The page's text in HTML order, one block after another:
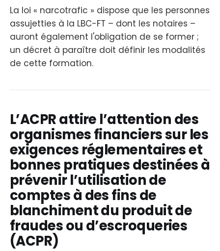
La loi « narcotrafic » dispose que les personnes
assujetties à la LBC-FT – dont les notaires –
auront également l'obligation de se former ;
un décret à paraître doit définir les modalités
de cette formation.
L’ACPR attire l’attention des
organismes financiers sur les
exigences réglementaires et
bonnes pratiques destinées à
prévenir l’utilisation de
comptes à des fins de
blanchiment du produit de
fraudes ou d’escroqueries
(ACPR)